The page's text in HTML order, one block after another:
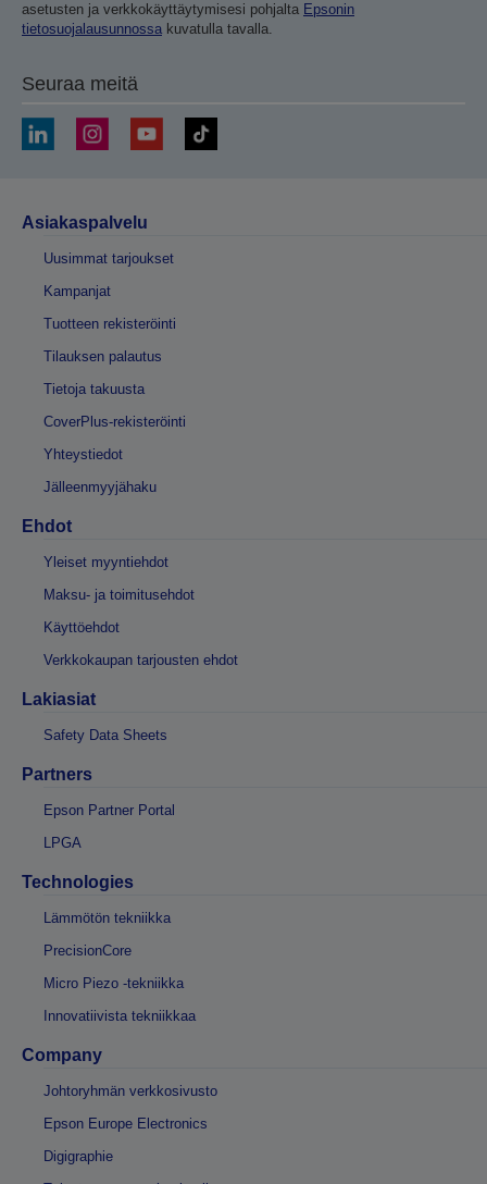
asetusten ja verkkokäyttäytymisesi pohjalta Epsonin
tietosuojalausunnossa kuvatulla tavalla.
Seuraa meitä
Asiakaspalvelu
Uusimmat tarjoukset
Kampanjat
Tuotteen rekisteröinti
Tilauksen palautus
Tietoja takuusta
CoverPlus-rekisteröinti
Yhteystiedot
Jälleenmyyjähaku
Ehdot
Yleiset myyntiehdot
Maksu- ja toimitusehdot
Käyttöehdot
Verkkokaupan tarjousten ehdot
Lakiasiat
Safety Data Sheets
Partners
Epson Partner Portal
LPGA
Technologies
Lämmötön tekniikka
PrecisionCore
Micro Piezo -tekniikka
Innovatiivista tekniikkaa
Company
Johtoryhmän verkkosivusto
Epson Europe Electronics
Digigraphie